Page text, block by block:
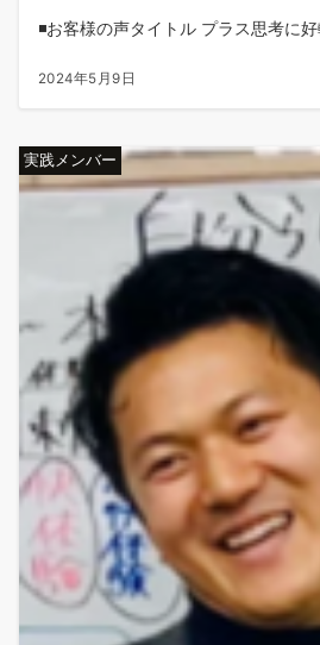
◾️お客様の声タイトル プラス思考に
2024年5月9日
実践メンバー